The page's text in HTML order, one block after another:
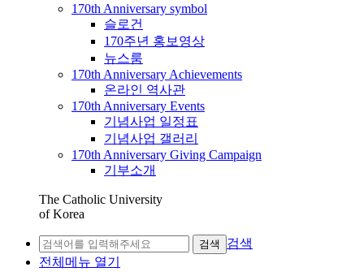
170th Anniversary symbol
슬로건
170주년 홍보영상
뉴스룸
170th Anniversary Achievements
온라인 역사관
170th Anniversary Events
기념사업 일정표
기념사업 갤러리
170th Anniversary Giving Campaign
기부소개
The Catholic University
of Korea
검색
검색
전체메뉴 열기